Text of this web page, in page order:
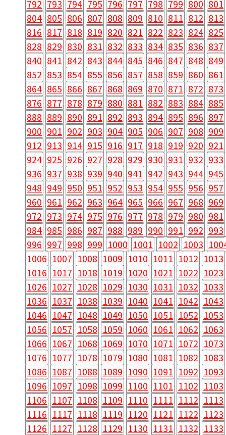
792 793 794 795 796 797 798 799 800 801
804 805 806 807 808 809 810 811 812 813
816 817 818 819 820 821 822 823 824 825
828 829 830 831 832 833 834 835 836 837
840 841 842 843 844 845 846 847 848 849
852 853 854 855 856 857 858 859 860 861
864 865 866 867 868 869 870 871 872 873
876 877 878 879 880 881 882 883 884 885
888 889 890 891 892 893 894 895 896 897
900 901 902 903 904 905 906 907 908 909
912 913 914 915 916 917 918 919 920 921
924 925 926 927 928 929 930 931 932 933
936 937 938 939 940 941 942 943 944 945
948 949 950 951 952 953 954 955 956 957
960 961 962 963 964 965 966 967 968 969
972 973 974 975 976 977 978 979 980 981
984 985 986 987 988 989 990 991 992 993
996 997 998 999 1000 1001 1002 1003
1006 1007 1008 1009 1010 1011 1012 1013
1016 1017 1018 1019 1020 1021 1022 1023
1026 1027 1028 1029 1030 1031 1032 1033
1036 1037 1038 1039 1040 1041 1042 1043
1046 1047 1048 1049 1050 1051 1052 1053
1056 1057 1058 1059 1060 1061 1062 1063
1066 1067 1068 1069 1070 1071 1072 1073
1076 1077 1078 1079 1080 1081 1082 1083
1086 1087 1088 1089 1090 1091 1092 1093
1096 1097 1098 1099 1100 1101 1102 1103
1106 1107 1108 1109 1110 1111 1112 1113
1116 1117 1118 1119 1120 1121 1122 1123
1126 1127 1128 1129 1130 1131 1132 1133